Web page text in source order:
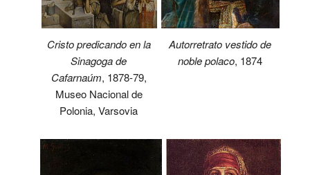
Cristo predicando en la
Sinagoga de
Cafarnaúm, 1878-79,
Museo Nacional de
Polonia, Varsovia
Autorretrato vestido de
noble polaco, 1874